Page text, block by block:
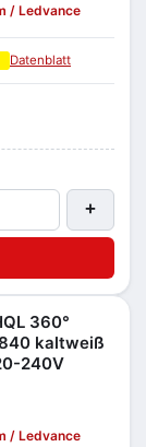
/ Ledvance
Datenblatt
+
360°
kaltweiß
240V
/ Ledvance